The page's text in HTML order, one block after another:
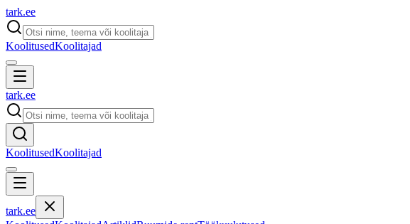
tark.ee
KoolitusedKoolitajad
tark.ee
KoolitusedKoolitajad
tark.ee